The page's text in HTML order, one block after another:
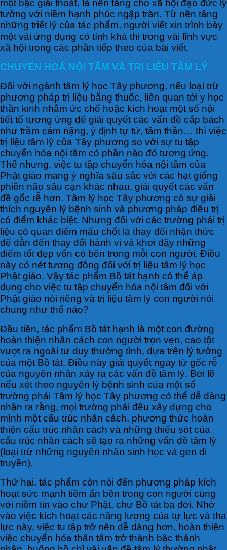
một bậc giải thoát, là nền tảng cho xã hội đạo đức lý
tưởng với niềm hạnh phúc ngập tràn. Từ nền tảng
những triết lý của tác phẩm, người viết xin trình bày
một vài ứng dụng có tính khả thi trong vài lĩnh vực
xã hội trong các phần tiếp theo của bài viết.
CHUYỂN HOÁ NỘI TÂM VÀ TRỊ LIỆU TÂM LÝ
Đối với ngành tâm lý học Tây phương, nếu loại trừ
phương pháp trị liệu bằng thuốc, liên quan tới y học
thần kinh nhằm ức chế hoặc kích hoạt một số nội
tiết tố tương ứng để giải quyết các vấn đề cấp bách
như trầm cảm nặng, ý định tự tử, tâm thần… thì việc
trị liệu tâm lý của Tây phương so với sự tu tập
chuyển hóa nội tâm có phần nào đó tương ứng.
Thế nhưng, việc tu tập chuyển hóa nội tâm của
Phật giáo mang ý nghĩa sâu sắc với các hạt giống
phiền não sâu cạn khác nhau, giải quyết các vấn
đề gốc rễ hơn. Tâm lý học Tây phương có sự giải
thích nguyên lý bệnh sinh và phương pháp điều trị
có điểm khác biệt. Nhưng đối với các trường phái trị
liệu có quan điểm mấu chốt là thay đổi nhận thức
để dẫn đến thay đổi hành vi và khơi dậy những
điểm tốt đẹp vốn có bên trong mỗi con người. Điều
này có nét tương đồng đối với trị liệu tâm lý học
Phật giáo. Vậy tác phẩm Bồ tát hạnh có thể áp
dụng cho việc tu tập chuyển hóa nội tâm đối với
Phật giáo nói riêng và trị liệu tâm lý con người nói
chung như thế nào?
Đầu tiên, tác phẩm Bồ tát hạnh là một con đường
hoàn thiện nhân cách con người trọn vẹn, cao tột
vượt ra ngoài tư duy thường tình, dựa trên lý tưởng
của một Bồ tát. Điều này giải quyết ngay từ gốc rễ
của nguyên nhân xảy ra các vấn đề tâm lý. Bởi lẽ
nếu xét theo nguyên lý bệnh sinh của một số
trường phái Tâm lý học Tây phương có thể dễ dàng
nhận ra rằng, mọi trường phái đều xây dựng cho
mình một cấu trúc nhân cách, phương thức hoàn
thiện cấu trúc nhân cách và những thiếu sót của
cấu trúc nhân cách sẽ tạo ra những vấn đề tâm lý
(loại trừ những nguyên nhân sinh học và gen di
truyền).
Thứ hai, tác phẩm còn nói đến phương pháp kích
hoạt sức mạnh tiềm ẩn bên trong con người cùng
với niềm tin vào chư Phật, chư Bồ tát ba đời. Nhờ
vào việc kích hoạt các năng lượng của tự lực và tha
lực này, việc tu tập trở nên dễ dàng hơn, hoàn thiện
việc chuyển hóa thân tâm trở thành bậc thánh